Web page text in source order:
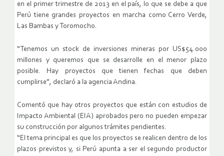
en el primer trimestre de 2013 en el país, lo que se debe a que
Perú tiene grandes proyectos en marcha como Cerro Verde,
Las Bambas y Toromocho.
“Tenemos un stock de inversiones mineras por US$54.000
millones y queremos que se desarrolle en el menor plazo
posible. Hay proyectos que tienen fechas que deben
cumplirse”, declaró a la agencia Andina.
Comentó que hay otros proyectos que están con estudios de
Impacto Ambiental (EIA) aprobados pero no pueden empezar
su construcción por algunos trámites pendientes.
“El tema principal es que los proyectos se realicen dentro de los
plazos previstos y, si Perú apunta a ser el segundo productor